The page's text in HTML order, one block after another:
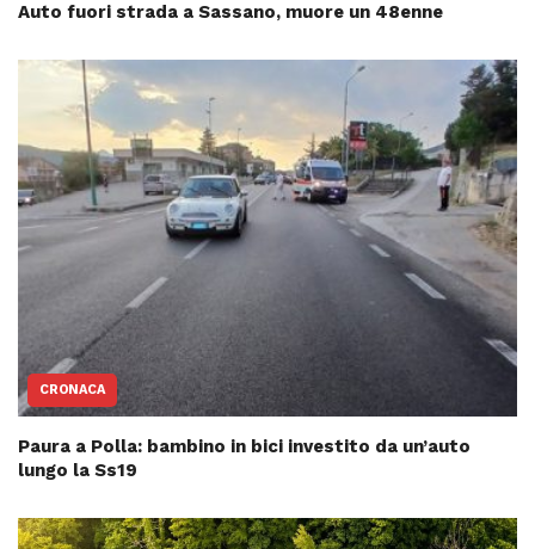
Auto fuori strada a Sassano, muore un 48enne
CRONACA
Paura a Polla: bambino in bici investito da un’auto
lungo la Ss19